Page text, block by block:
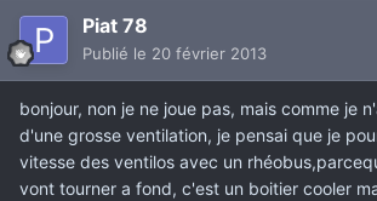
Piat 78
Publié le 20 février 2013
bonjour, non je ne joue pas, mais comme je
d'une grosse ventilation, je pensai que je
vitesse des ventilos avec un
vont tourner a fond, c'est un boitier cooler